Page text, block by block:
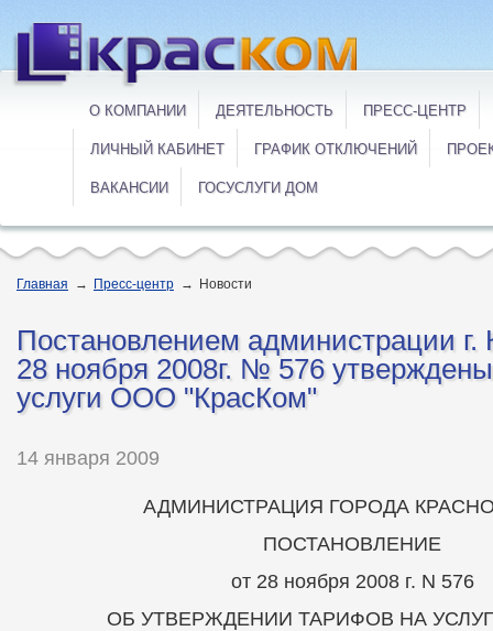
О КОМПАНИИ ДЕЯТЕЛЬНОСТЬ ПРЕСС-ЦЕНТР
ЛИЧНЫЙ КАБИНЕТ ГРАФИК ОТКЛЮЧЕНИЙ
ВАКАНСИИ ГОСУСЛУГИ ДОМ
Главная → Пресс-центр → Новости
Постановлением администрации г.
28 ноября 2008г. № 576
услуги ООО "КрасКом"
14 января 2009
АДМИНИСТРАЦИЯ ГОРОДА
ПОСТАНОВЛЕНИЕ
от 28 ноября 2008 г. N 576
ОБ УТВЕРЖДЕНИИ ТАРИФОВ НА